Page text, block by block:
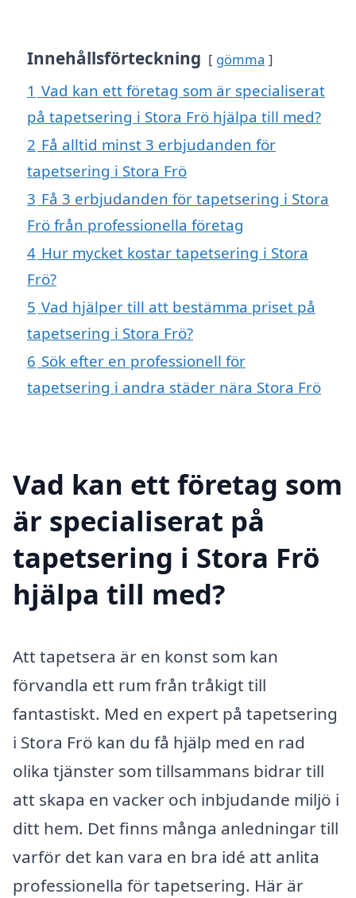
Innehållsförteckning gömma
1 Vad kan ett företag som är specialiserat
på tapetsering i Stora Frö hjälpa till med?
2 Få alltid minst 3 erbjudanden för
tapetsering i Stora Frö
3 Få 3 erbjudanden för tapetsering i Stora
Frö från professionella företag
4 Hur mycket kostar tapetsering i Stora
Frö?
5 Vad hjälper till att bestämma priset på
tapetsering i Stora Frö?
6 Sök efter en professionell för
tapetsering i andra städer nära Stora Frö
Vad kan ett företag som
är specialiserat på
tapetsering i Stora Frö
hjälpa till med?
Att tapetsera är en konst som kan
förvandla ett rum från tråkigt till
fantastiskt. Med en expert på tapetsering
i Stora Frö kan du få hjälp med en rad
olika tjänster som tillsammans bidrar till
att skapa en vacker och inbjudande miljö i
ditt hem. Det finns många anledningar till
varför det kan vara en bra idé att anlita
professionella för tapetsering. Här är